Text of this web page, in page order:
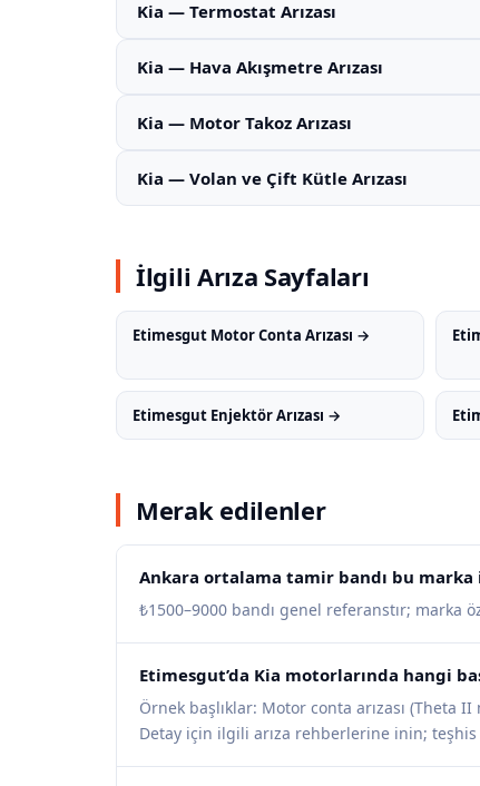
Kia — Termostat Arızası
Kia — Hava Akışmetre Arızası
Kia — Motor Takoz Arızası
Kia — Volan ve Çift Kütle Arızası
İlgili Arıza Sayfaları
Etimesgut Motor Conta Arızası →
Etimesgut Enjektör Arızası →
Merak edilenler
Ankara ortalama tamir bandı bu marka
₺1500–9000 bandı genel referanstır; marka
Etimesgut’da Kia motorlarında hangi
Örnek başlıklar: Motor conta arızası (Theta
Detay için ilgili arıza rehberlerine inin; teşhis